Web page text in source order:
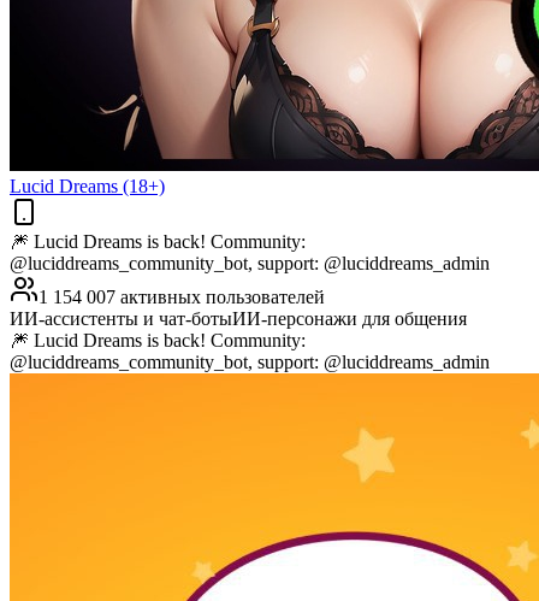
Lucid Dreams (18+)
🎆 Lucid Dreams is back! Community:
@luciddreams_community_bot, support: @luciddreams_admin
1 154 007 активных пользователей
ИИ-ассистенты и чат-ботыИИ-персонажи для общения
🎆 Lucid Dreams is back! Community:
@luciddreams_community_bot, support: @luciddreams_admin